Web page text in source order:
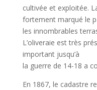
cultivée et exploitée.
fortement marqué le
les innombrables
L’oliveraie est très
important jusqu’à
la guerre de 14-18 a
En 1867, le cadastre